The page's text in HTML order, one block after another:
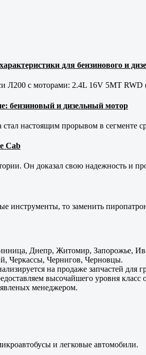
для бензинового и
Л200 с моторами: 2.4L 16V 5MT
бензиновый и дизельный мотор
настоящим прорывом в сегменте
Cab
Он доказал свою надежность и
инструменты, то заменить
Днепр, Житомир, Запорожье,
Черкассы, Чернигов, Черновцы.
на продаже запчастей
высочайшего уровня
менеджером.
и легковые автомобили.